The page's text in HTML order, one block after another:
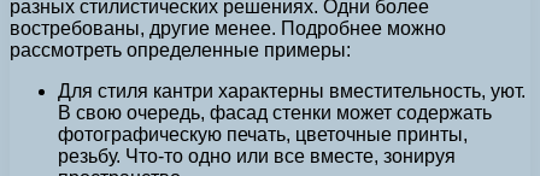
разных стилистических решениях. Одни более
востребованы, другие менее. Подробнее можно
рассмотреть определенные примеры:
Для стиля кантри характерны вместительность, уют.
В свою очередь, фасад стенки может содержать
фотографическую печать, цветочные принты,
резьбу. Что-то одно или все вместе, зонируя